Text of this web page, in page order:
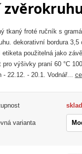
tkaný froté ručník s
dekorativní bordura
etiketa použitelná jako
pro výšivky praní 60 °C
- 22.12. - 20.1. Vodnář...
varianta